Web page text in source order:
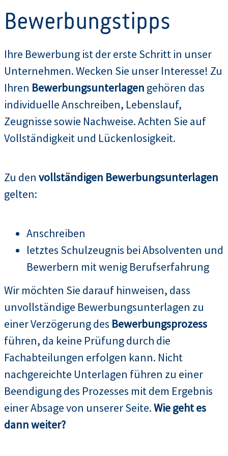
Bewerbungstipps
Ihre Bewerbung ist der erste Schritt in unser
Unternehmen. Wecken Sie unser Interesse! Zu
Ihren Bewerbungsunterlagen gehören das
individuelle Anschreiben, Lebenslauf,
Zeugnisse sowie Nachweise. Achten Sie auf
Vollständigkeit und Lückenlosigkeit.
Zu den vollständigen Bewerbungsunterlagen
gelten:
Anschreiben
letztes Schulzeugnis bei Absolventen und
Bewerbern mit wenig Berufserfahrung
Wir möchten Sie darauf hinweisen, dass
unvollständige Bewerbungsunterlagen zu
einer Verzögerung des Bewerbungsprozess
führen, da keine Prüfung durch die
Fachabteilungen erfolgen kann. Nicht
nachgereichte Unterlagen führen zu einer
Beendigung des Prozesses mit dem Ergebnis
einer Absage von unserer Seite.Wie geht es
dann weiter?